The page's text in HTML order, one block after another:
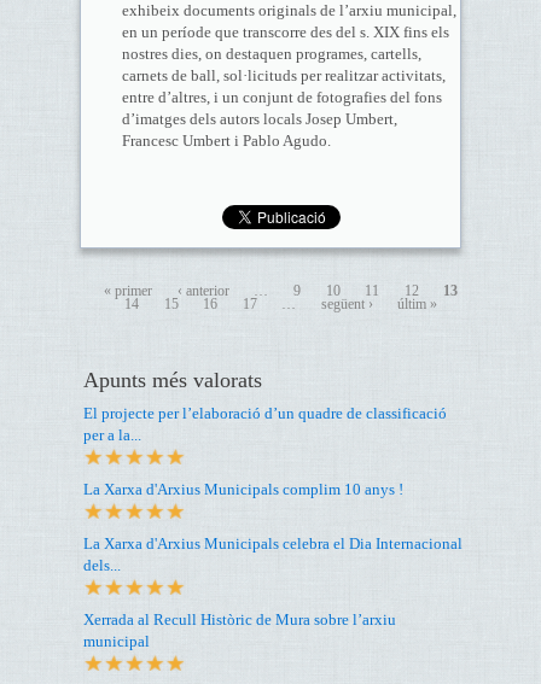
exhibeix documents originals de l’arxiu municipal,
en un període que transcorre des del s. XIX fins els
nostres dies, on destaquen programes, cartells,
carnets de ball, sol·licituds per realitzar activitats,
entre d’altres, i un conjunt de fotografies del fons
d’imatges dels autors locals Josep Umbert,
Francesc Umbert i Pablo Agudo.
« primer ‹ anterior … 9 10 11 12
13
14
15 16 17 … següent › últim »
Apunts més valorats
El projecte per l’elaboració d’un quadre de classificació
per a la...
La Xarxa d'Arxius Municipals complim 10 anys !
La Xarxa d'Arxius Municipals celebra el Dia Internacional
dels...
Xerrada al Recull Històric de Mura sobre l’arxiu
municipal